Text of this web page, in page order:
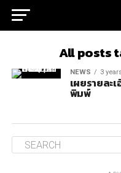
All posts
NEWS 3
เผยรายละ
พิมพ์